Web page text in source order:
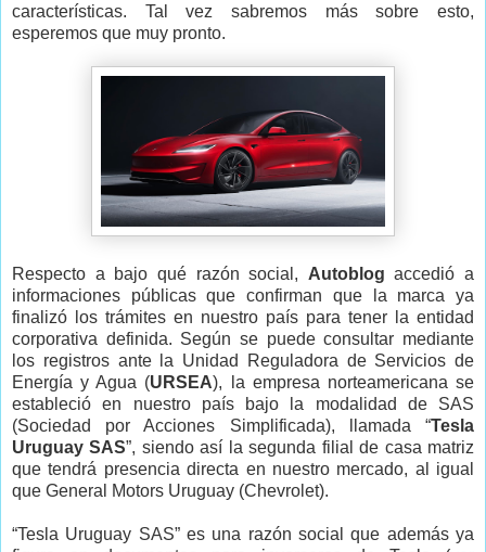
características. Tal vez sabremos más sobre esto,
esperemos que muy pronto.
Respecto a bajo qué razón social, Autoblog accedió a
informaciones públicas que confirman que la marca ya
finalizó los trámites en nuestro país para tener la entidad
corporativa definida. Según se puede consultar mediante
los registros ante la Unidad Reguladora de Servicios de
Energía y Agua (URSEA), la empresa norteamericana se
estableció en nuestro país bajo la modalidad de SAS
(Sociedad por Acciones Simplificada), llamada “Tesla
Uruguay SAS”, siendo así la segunda filial de casa matriz
que tendrá presencia directa en nuestro mercado, al igual
que General Motors Uruguay (Chevrolet).
“Tesla Uruguay SAS” es una razón social que además ya